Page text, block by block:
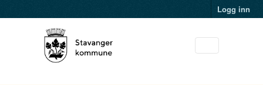
Logg inn